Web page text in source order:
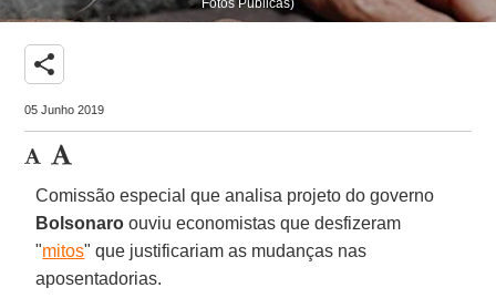
share
05 Junho 2019
Comissão especial que analisa projeto do governo
Bolsonaro ouviu economistas que desfizeram
"mitos" que justificariam as mudanças nas
aposentadorias.